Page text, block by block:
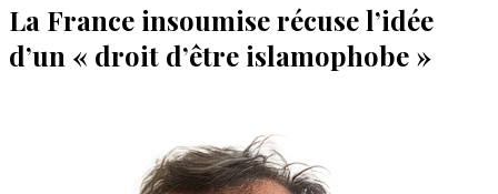
La France insoumise récuse l’idée
d’un « droit d’être islamophobe »